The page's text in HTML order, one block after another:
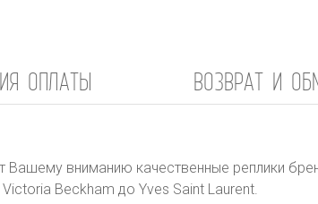
ОПЛАТЫ ВОЗВРАТ И
Вашему вниманию качественные реплики
Beckham до Yves Saint Laurent.